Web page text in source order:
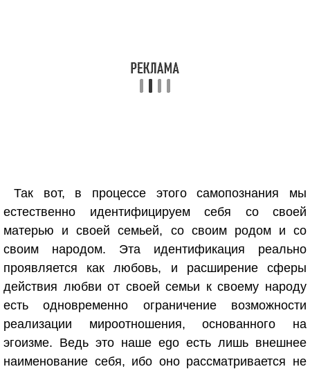
Так вот, в процессе этого самопознания мы
естественно идентифицируем себя со своей
матерью и своей семьей, со своим родом и со
своим народом. Эта идентификация реально
проявляется как любовь, и расширение сферы
действия любви от своей семьи к своему народу
есть одновременно ограничение возможности
реализации мироотношения, основанного на
эгоизме. Ведь это наше ego есть лишь внешнее
наименование себя, ибо оно рассматривается не